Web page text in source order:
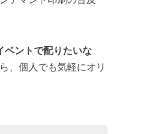
ベントで配りたいな
、個人でも気軽にオリ